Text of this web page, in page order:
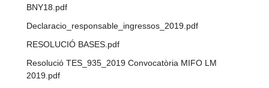
BNY18.pdf
Declaracio_responsable_ingressos_2019.pdf
RESOLUCIÓ BASES.pdf
Resolució TES_935_2019 Convocatòria MIFO LM
2019.pdf